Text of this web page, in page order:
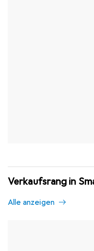
Verkaufsrang in
Alle anzeigen